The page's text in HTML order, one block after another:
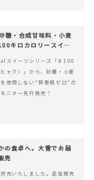
糖・合成甘味料・小麦
キロカロリースイー
スイーツシリーズ「♯100
ヒャク）」から、砂糖・小麦
使用しない“罪悪感ゼロ”の
ニター先行発売！
の食卓へ。大雪でお届
売
売いたしました。追加販売